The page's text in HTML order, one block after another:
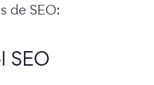
de SEO:
SEO